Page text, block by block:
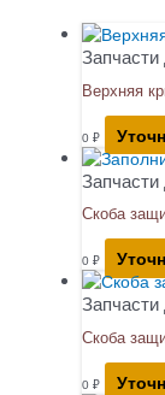
Запчасти
Верхняя
0 ₽
Запчасти
Скоба
0 ₽
Запчасти
Скоба
0 ₽